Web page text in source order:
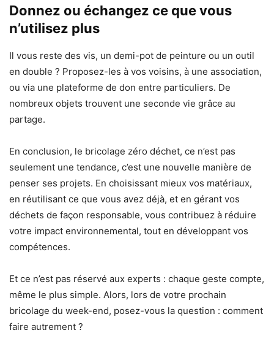
Donnez ou échangez ce que vous
n’utilisez plus
Il vous reste des vis, un demi-pot de peinture ou un outil
en double ? Proposez-les à vos voisins, à une association,
ou via une plateforme de don entre particuliers. De
nombreux objets trouvent une seconde vie grâce au
partage.
En conclusion, le bricolage zéro déchet, ce n’est pas
seulement une tendance, c’est une nouvelle manière de
penser ses projets. En choisissant mieux vos matériaux,
en réutilisant ce que vous avez déjà, et en gérant vos
déchets de façon responsable, vous contribuez à réduire
votre impact environnemental, tout en développant vos
compétences.
Et ce n’est pas réservé aux experts : chaque geste compte,
même le plus simple. Alors, lors de votre prochain
bricolage du week-end, posez-vous la question : comment
faire autrement ?